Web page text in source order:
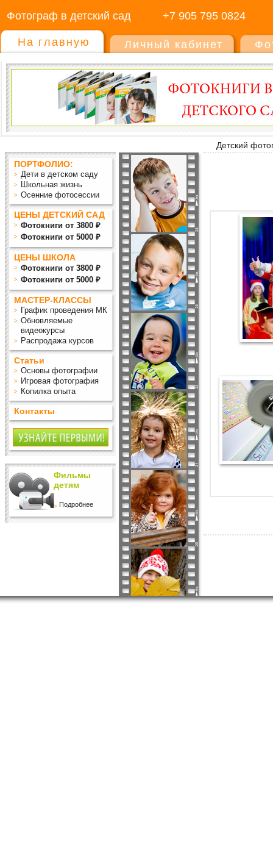
Фотограф в детский сад +7 905 795 0824
На главную Личный кабинет
Детский
ПОРТФОЛИО:
Дети в детском саду
Школьная жизнь
Осенние фотосессии
ЦЕНЫ ДЕТСКИЙ САД
Фотокниги от 3800 ₽
Фотокниги от 5000 ₽
ЦЕНЫ ШКОЛА
Фотокниги от 3800 ₽
Фотокниги от 5000 ₽
МАСТЕР-КЛАССЫ
График проведения МК
Обновляемые
видеокурсы
Распродажа курсов
Статьи
Основы фотографии
Игровая фотография
Копилка опыта
Контакты
Фильмы
детям
Подробнее